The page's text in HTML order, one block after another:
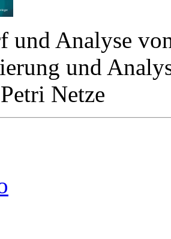
und Analyse
und
Netze